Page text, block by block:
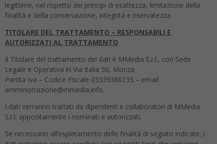
legittime, nel rispetto dei principi di esattezza, limitazione della
finalità e della conservazione, integrità e riservatezza.
TITOLARE DEL TRATTAMENTO – RESPONSABILI E
AUTORIZZATI AL TRATTAMENTO
Il Titolare del trattamento dei dati è MMedia S.r.l., con Sede
Legale e Operativa in Via Italia 50, Monza
Partita Iva – Codice Fiscale 03339380135 – email:
amministrazione@mmedia.info.
I dati verranno trattati da dipendenti e collaboratori di MMedia
S.r.l. appositamente i nominati e autorizzati.
Se necessario all’espletamento delle finalità di seguito indicate, i